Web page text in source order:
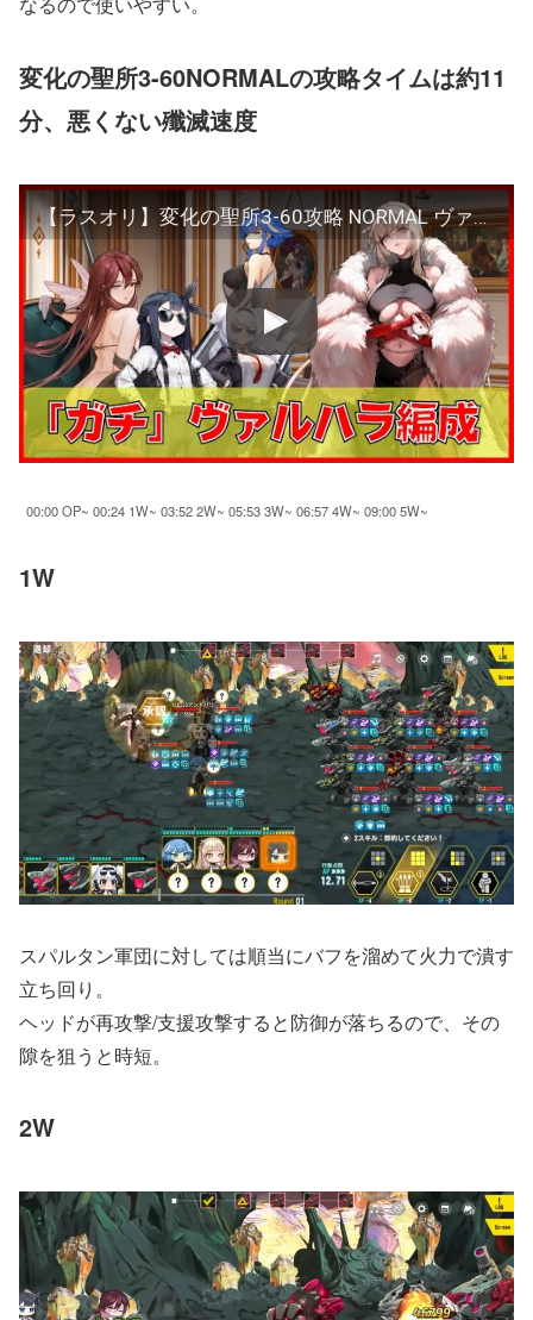
変化の聖所3-60NORMALの攻略タイムは約11
分、悪くない殲滅速度
【ラスオリ】変化の聖所3-60攻略 NORMAL ヴァルハラ編成【ガチ編成】レオナ/アンドバリ/ヴァルキリー/サンドガール/アルヴィス
00:00 OP~ 00:24 1W~ 03:52 2W~ 05:53 3W~ 06:57 4W~ 09:00 5W~
1W
スパルタン軍団に対しては順当にバフを溜めて火力で潰す
立ち回り。
ヘッドが再攻撃/支援攻撃すると防御が落ちるので、その
隙を狙うと時短。
2W